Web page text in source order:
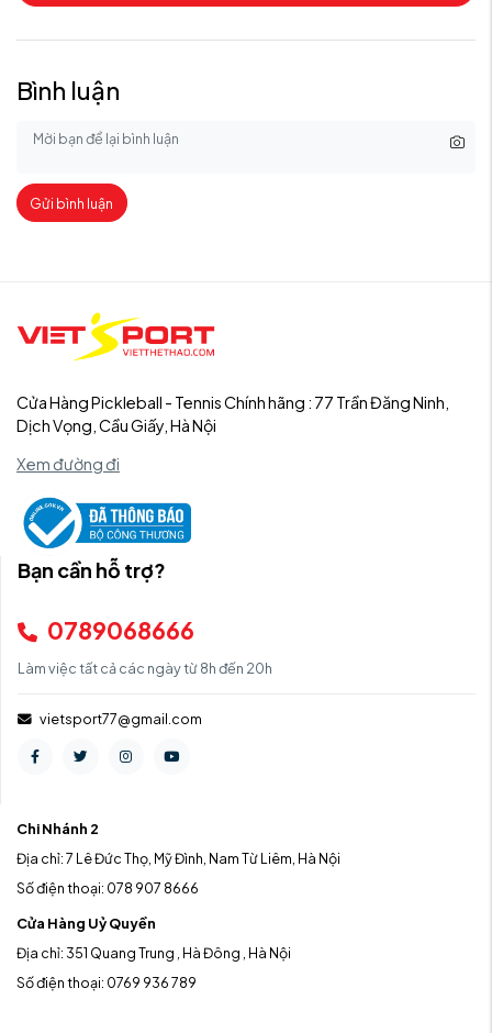
Bình luận
Gửi bình luận
Cửa Hàng Pickleball - Tennis Chính hãng : 77 Trần Đăng Ninh,
Dịch Vọng, Cầu Giấy, Hà Nội
Xem đường đi
Bạn cần hỗ trợ?
0789068666
Làm việc tất cả các ngày từ 8h đến 20h
vietsport77@gmail.com
Chi Nhánh 2
Địa chỉ: 7 Lê Đức Thọ, Mỹ Đình, Nam Từ Liêm, Hà Nội
Số điện thoại: 078 907 8666
Cửa Hàng Uỷ Quyền
Địa chỉ: 351 Quang Trung , Hà Đông , Hà Nội
Số điện thoại: 0769 936 789